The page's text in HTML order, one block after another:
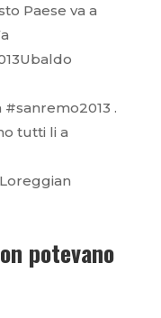
Paese va a
.
tutti li a
potevano